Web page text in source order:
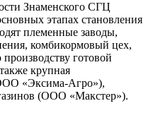
Знаменского СГЦ
этапах становления
племенные заводы,
комбикормовый цех,
готовой
крупная
«Эксима-Агро»),
(ООО «Макстер»).